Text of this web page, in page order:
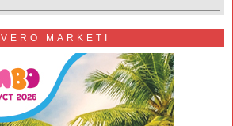
VERO MARKETI